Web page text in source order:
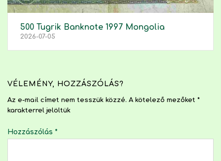
500 Tugrik Banknote 1997 Mongolia
2026-07-05
VÉLEMÉNY, HOZZÁSZÓLÁS?
Az e-mail címet nem tesszük közzé. A kötelező mezőket *
karakterrel jelöltük
Hozzászólás *